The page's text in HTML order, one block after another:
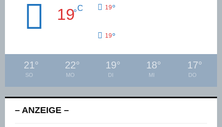
19°C 19°
19°
21°
SO
22°
MO
19°
DI
18°
MI
17°
DO
– ANZEIGE –